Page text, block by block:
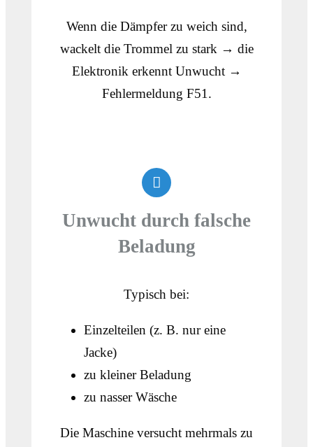
Wenn die Dämpfer zu weich sind,
wackelt die Trommel zu stark → die
Elektronik erkennt Unwucht →
Fehlermeldung F51.
Unwucht durch falsche
Beladung
Typisch bei:
Einzelteilen (z. B. nur eine
Jacke)
zu kleiner Beladung
zu nasser Wäsche
Die Maschine versucht mehrmals zu